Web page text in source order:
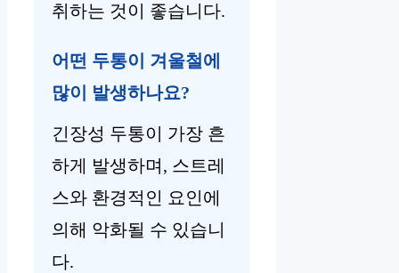
취하는 것이 좋습니다.
어떤 두통이 겨울철에
많이 발생하나요?
긴장성 두통이 가장 흔
하게 발생하며, 스트레
스와 환경적인 요인에
의해 악화될 수 있습니
다.